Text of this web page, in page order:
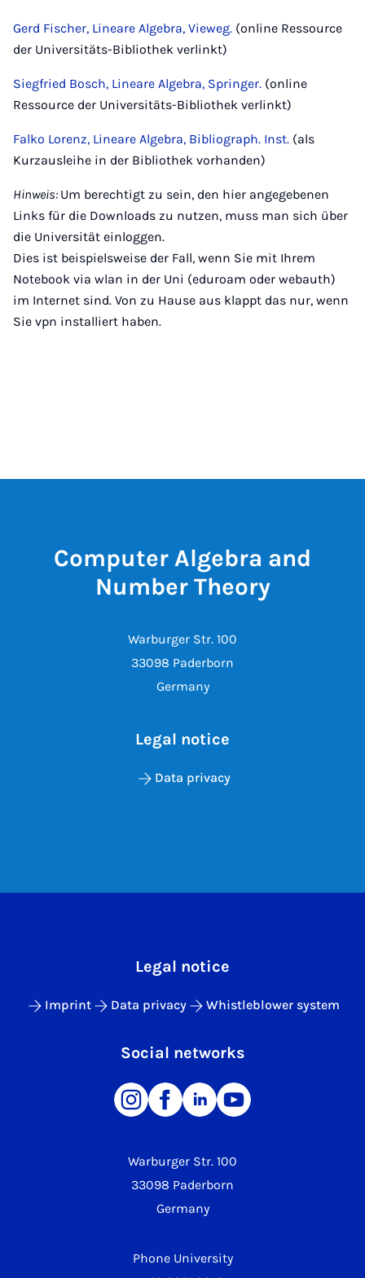
Gerd Fischer, Lineare Algebra, Vieweg. (online Ressource
der Universitäts-Bibliothek verlinkt)
Siegfried Bosch, Lineare Algebra, Springer. (online
Ressource der Universitäts-Bibliothek verlinkt)
Falko Lorenz, Lineare Algebra, Bibliograph. Inst. (als
Kurzausleihe in der Bibliothek vorhanden)
Hinweis: Um berechtigt zu sein, den hier angegebenen
Links für die Downloads zu nutzen, muss man sich über
die Universität einloggen.
Dies ist beispielsweise der Fall, wenn Sie mit Ihrem
Notebook via wlan in der Uni (eduroam oder webauth)
im Internet sind. Von zu Hause aus klappt das nur, wenn
Sie vpn installiert haben.
Computer Algebra and
Number Theory
Warburger Str. 100
33098 Paderborn
Germany
Legal notice
Data privacy
Warburger Str. 100
33098 Paderborn
Germany
Phone University
Legal notice
Imprint Data privacy Whistleblower system
Social networks